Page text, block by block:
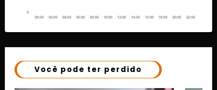
Você pode ter perdido